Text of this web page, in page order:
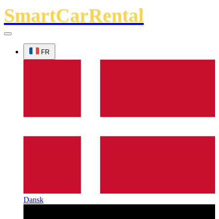
SmartCarRental
FR
Dansk